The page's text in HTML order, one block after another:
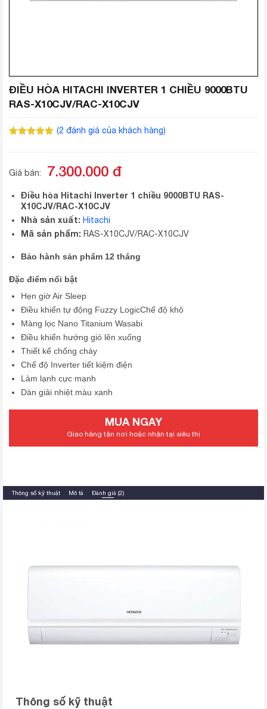
ĐIỀU HÒA HITACHI INVERTER 1 CHIỀU 9000BTU
RAS-X10CJV/RAC-X10CJV
(2 đánh giá của khách hàng)
Giá bán: 7.300.000 đ
Điều hòa Hitachi Inverter 1 chiều 9000BTU RAS-
X10CJV/RAC-X10CJV
Nhà sản xuất: Hitachi
Mã sản phẩm: RAS-X10CJV/RAC-X10CJV
Bảo hành sản phẩm 12 tháng
Đặc điểm nổi bật
Hẹn giờ Air Sleep
Điều khiển tự động Fuzzy LogicChế độ khô
Màng lọc Nano Titanium Wasabi
Điều khiển hướng gió lên xuống
Thiết kế chống cháy
Chế độ Inverter tiết kiệm điện
Làm lạnh cực mạnh
Dàn giải nhiệt màu xanh
MUA NGAY
Giao hàng tận nơi hoặc nhận tại siêu thị
Thông số kỹ thuật Mô tả Đánh giá (2)
Thông số kỹ thuật